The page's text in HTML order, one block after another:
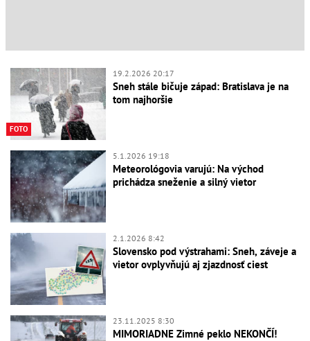
FOTO
19.2.2026 20:17
Sneh stále bičuje západ: Bratislava je na
tom najhoršie
5.1.2026 19:18
Meteorológovia varujú: Na východ
prichádza sneženie a silný vietor
2.1.2026 8:42
Slovensko pod výstrahami: Sneh, záveje a
vietor ovplyvňujú aj zjazdnosť ciest
23.11.2025 8:30
MIMORIADNE Zimné peklo NEKONČÍ!